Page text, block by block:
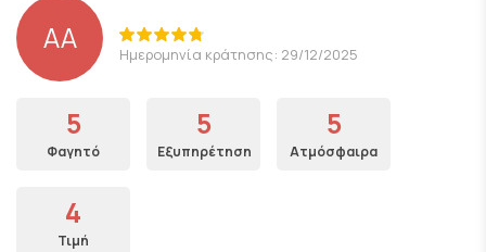
AA Ημερομηνία κράτησης: 29/12/2025
5
Φαγητό
5
Εξυπηρέτηση
5
Ατμόσφαιρα
4
Τιμή